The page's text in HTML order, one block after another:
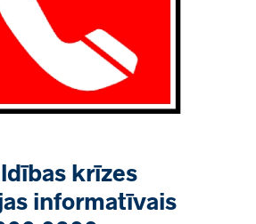
krīzes
informatīvais